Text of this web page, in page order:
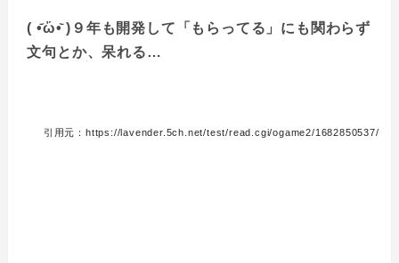
( •᷄ὤ•᷅ )９年も開発して「もらってる」にも関わらず
文句とか、呆れる…
引用元：https://lavender.5ch.net/test/read.cgi/ogame2/1682850537/